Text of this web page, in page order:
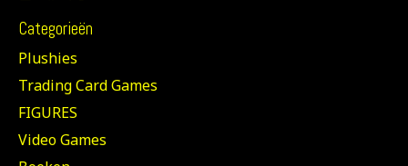
Categorieën
Plushies
Trading Card Games
FIGURES
Video Games